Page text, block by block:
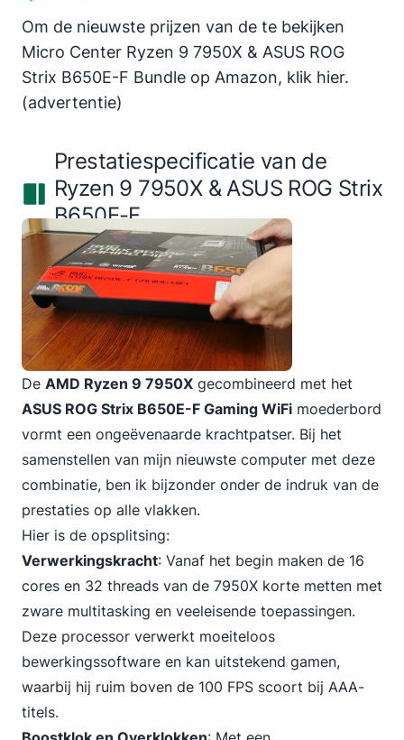
Om de nieuwste prijzen van de te bekijken
Micro Center Ryzen 9 7950X & ASUS ROG
Strix B650E-F Bundle op Amazon, klik hier.
(advertentie)
Prestatiespecificatie van de
Ryzen 9 7950X & ASUS ROG Strix
B650E-F
De AMD Ryzen 9 7950X gecombineerd met het
ASUS ROG Strix B650E-F Gaming WiFi moederbord
vormt een ongeëvenaarde krachtpatser. Bij het
samenstellen van mijn nieuwste computer met deze
combinatie, ben ik bijzonder onder de indruk van de
prestaties op alle vlakken.
Hier is de opsplitsing:
Verwerkingskracht: Vanaf het begin maken de 16
cores en 32 threads van de 7950X korte metten met
zware multitasking en veeleisende toepassingen.
Deze processor verwerkt moeiteloos
bewerkingssoftware en kan uitstekend gamen,
waarbij hij ruim boven de 100 FPS scoort bij AAA-
titels.